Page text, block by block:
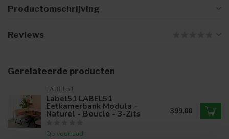
Productomschrijving
Reviews
Gerelateerde producten
LABEL51
Label51 LABEL51
Eetkamerbank Modula -
Naturel - Boucle - 3-Zits
Op voorraad
399,00